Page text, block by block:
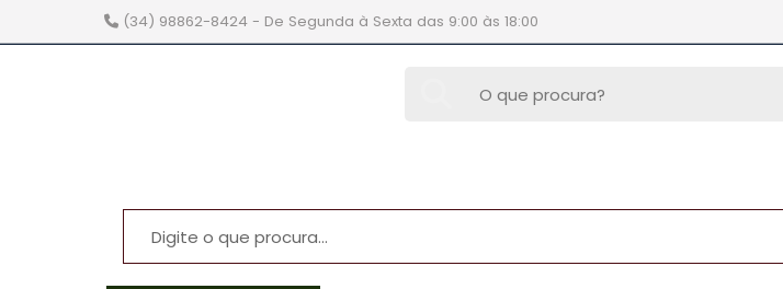
(34) 98862-8424- De Segunda à Sexta das 9:00 às 18:00